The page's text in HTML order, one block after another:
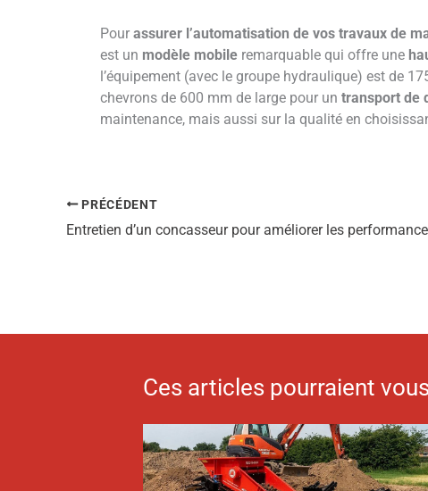
Pour assurer l’automatisation de vos travaux de
est un modèle mobile remarquable qui offre une
l’équipement (avec le groupe hydraulique) est de
chevrons de 600 mm de large pour un transport de
maintenance, mais aussi sur la qualité en
PRÉCÉDENT
Entretien d’un concasseur pour améliorer les
Ces articles pourraient